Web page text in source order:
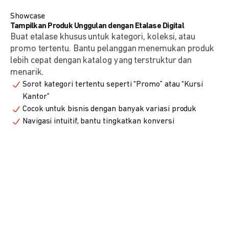
Showcase
Tampilkan Produk Unggulan dengan Etalase Digital
Buat etalase khusus untuk kategori, koleksi, atau
promo tertentu. Bantu pelanggan menemukan produk
lebih cepat dengan katalog yang terstruktur dan
menarik.
Sorot kategori tertentu seperti “Promo” atau “Kursi
Kantor”
Cocok untuk bisnis dengan banyak variasi produk
Navigasi intuitif, bantu tingkatkan konversi